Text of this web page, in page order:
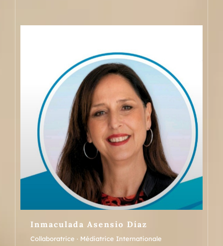
Inmaculada Asensio Díaz
Collaboratrice · Médiatrice Internationale